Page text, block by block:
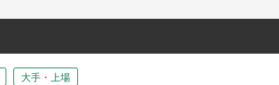
大手・上場